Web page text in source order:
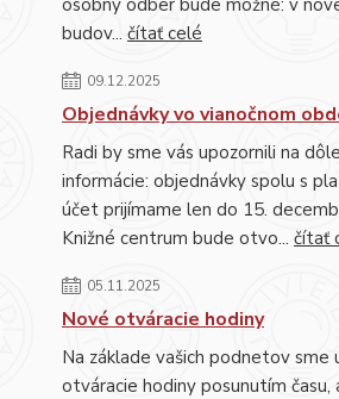
osobný odber bude možné: v
budov... čítať celé
09.12.2025
Objednávky vo vianočnom
Radi by sme vás upozornili na
informácie: objednávky spolu s
účet prijímame len do 15.
Knižné centrum bude otvo... čítať
05.11.2025
Nové otváracie hodiny
Na základe vašich podnetov sme
otváracie hodiny posunutím času,